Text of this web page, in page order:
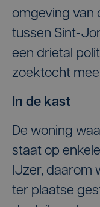
omgeving van
tussen Sint-
een drietal
zoektocht
In de kast
De woning
staat op
IJzer, daarom
ter plaatse